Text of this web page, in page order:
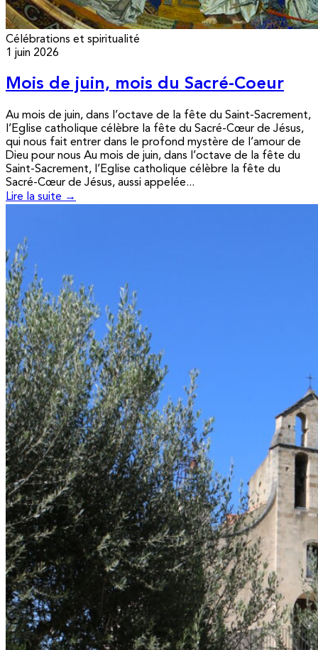
Célébrations et spiritualité
1 juin 2026
Mois de juin, mois du Sacré-Coeur
Au mois de juin, dans l’octave de la fête du Saint-Sacrement,
l’Eglise catholique célèbre la fête du Sacré-Cœur de Jésus,
qui nous fait entrer dans le profond mystère de l’amour de
Dieu pour nous Au mois de juin, dans l’octave de la fête du
Saint-Sacrement, l’Eglise catholique célèbre la fête du
Sacré-Cœur de Jésus, aussi appelée...
Lire la suite →